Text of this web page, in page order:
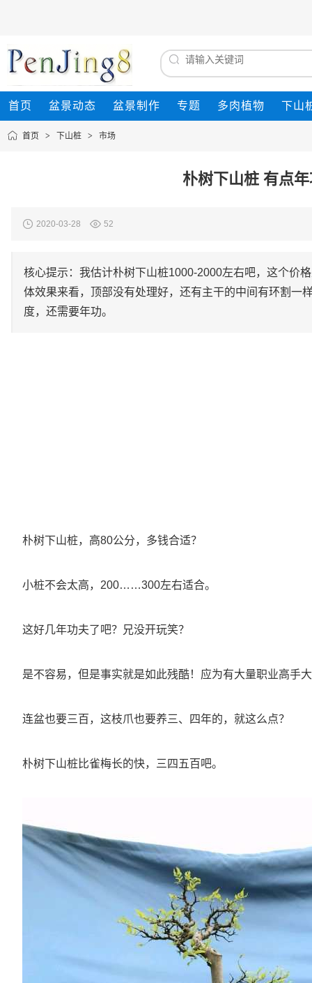
首页 盆景动态 盆景制作 专题 多肉植物 下山
首页 > 下山桩 > 市场
朴树下山桩 有点
2020-03-28 52
核心提示：我估计朴树下山桩1000-2000左右吧，这个价
体效果来看，顶部没有处理好，还有主干的中间有环割一
度，还需要年功。
朴树下山桩，高80公分，多钱合适？
小桩不会太高，200……300左右适合。
这好几年功夫了吧？兄没开玩笑？
是不容易，但是事实就是如此残酷！应为有大量职业高手
连盆也要三百，这枝爪也要养三、四年的，就这么点？
朴树下山桩比雀梅长的快，三四五百吧。